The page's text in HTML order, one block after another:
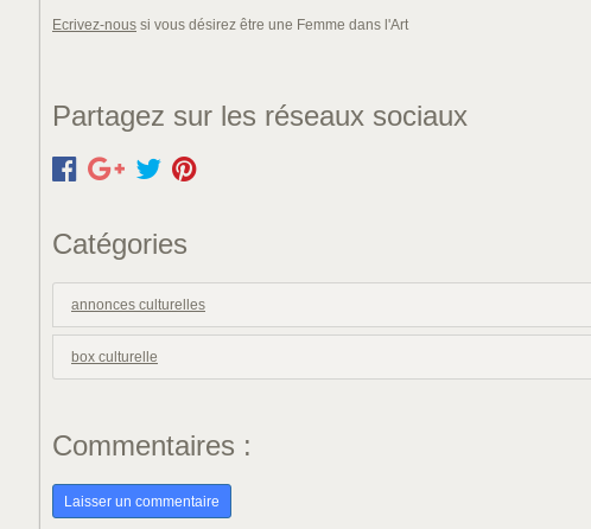
Ecrivez-nous si vous désirez être une Femme dans l'Art
Partagez sur les réseaux sociaux
Catégories
annonces culturelles
box culturelle
Commentaires :
Laisser un commentaire